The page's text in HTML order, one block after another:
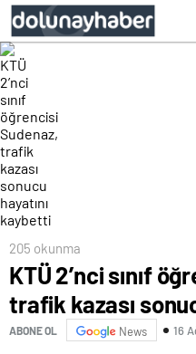
205 okunma
KTÜ 2’nci sınıf
trafik kazası
ABONE OL News 16